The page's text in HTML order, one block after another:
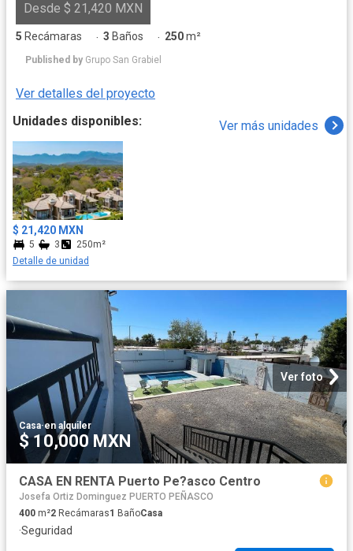
Desde $ 21,420 MXN
5 Recámaras · 3 Baños · 250m²
Published by Grupo San Grabiel
Ver detalles del proyecto
Unidades disponibles:
Ver más unidades
$ 21,420 MXN
5 3
250m²
Detalle de unidad
Ver foto
Casa·en alquiler
$ 10,000 MXN
CASA EN RENTA Puerto Pe?asco Centro
Josefa Ortiz Dominguez PUERTO PEÑASCO
400 m²2 Recámaras1 BañoCasa
·Seguridad